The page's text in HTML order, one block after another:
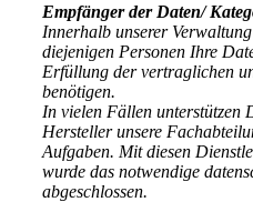
Empfänger der Daten/
Innerhalb unserer
diejenigen Personen Ihre
Erfüllung der vertraglichen
benötigen.
In vielen Fällen unterstützen
Hersteller unsere
Aufgaben. Mit diesen
wurde das notwendige
abgeschlossen.